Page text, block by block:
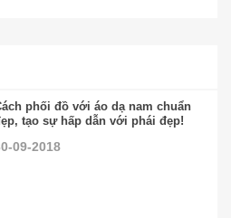
phối đồ với áo dạ nam chuẩn
tạo sự hấp dẫn với phái đẹp!
09-2018